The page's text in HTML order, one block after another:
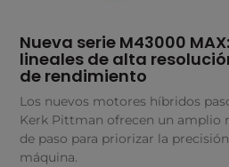
Nueva serie M43000
lineales de alta
de rendimiento
Los nuevos motores híbridos
Kerk Pittman ofrecen un amplio
de paso para priorizar la
máquina.